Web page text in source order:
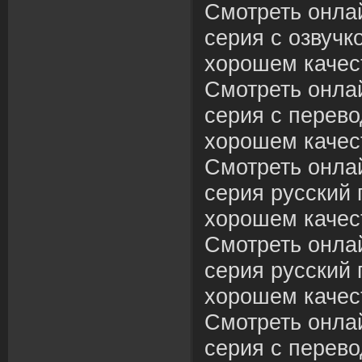
Смотреть
серия с
хорошем
Смотреть
серия с
хорошем
Смотреть
серия русский
хорошем
Смотреть
серия русский
хорошем
Смотреть
серия с